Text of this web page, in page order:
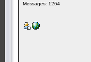
Messages: 1264